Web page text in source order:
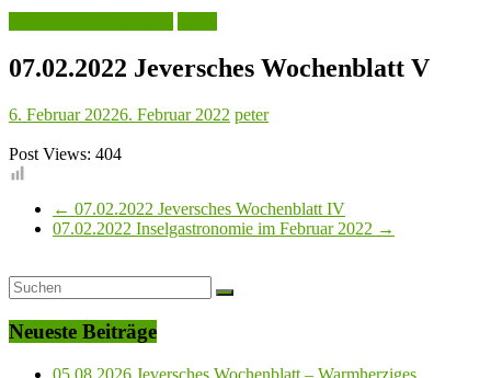
07.02.2022 Jeversches Wochenblatt V
6. Februar 20226. Februar 2022 peter
Post Views: 404
← 07.02.2022 Jeversches Wochenblatt IV
07.02.2022 Inselgastronomie im Februar 2022 →
Neueste Beiträge
05.08.2026 Jeversches Wochenblatt – Warmherziges